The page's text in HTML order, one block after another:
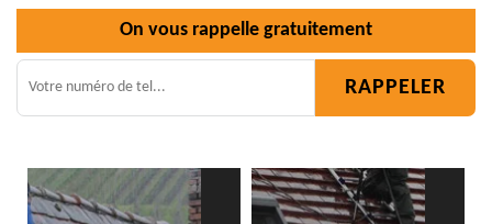
On vous rappelle gratuitement